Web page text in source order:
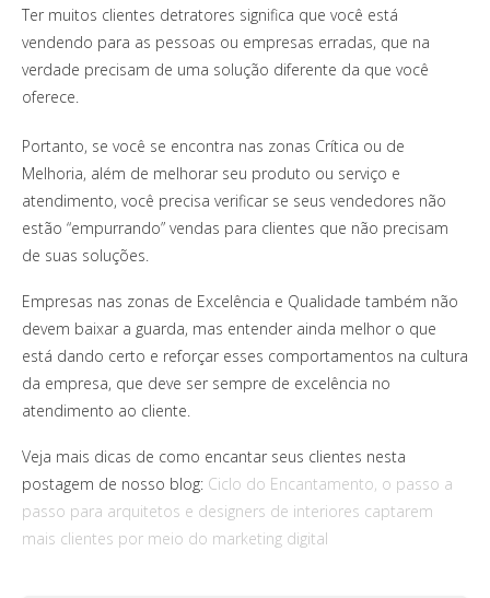
Ter muitos clientes detratores significa que você está
vendendo para as pessoas ou empresas erradas, que na
verdade precisam de uma solução diferente da que você
oferece.
Portanto, se você se encontra nas zonas Crítica ou de
Melhoria, além de melhorar seu produto ou serviço e
atendimento, você precisa verificar se seus vendedores não
estão “empurrando” vendas para clientes que não precisam
de suas soluções.
Empresas nas zonas de Excelência e Qualidade também não
devem baixar a guarda, mas entender ainda melhor o que
está dando certo e reforçar esses comportamentos na cultura
da empresa, que deve ser sempre de excelência no
atendimento ao cliente.
Veja mais dicas de como encantar seus clientes nesta
postagem de nosso blog: Ciclo do Encantamento, o passo a
passo para arquitetos e designers de interiores captarem
mais clientes por meio do marketing digital